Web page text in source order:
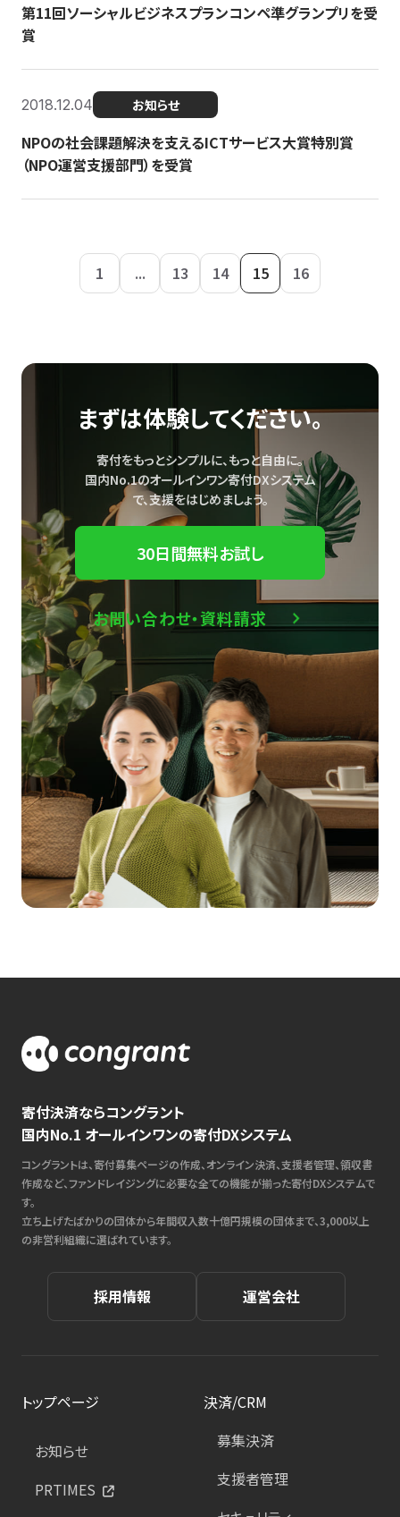
第11回ソーシャルビジネスプランコンペ準グランプリを受
賞
2018.12.04 お知らせ
NPOの社会課題解決を支えるICTサービス大賞特別賞
（NPO運営支援部門）を受賞
1 ... 13 14 15 16
まずは体験してください。
寄付をもっとシンプルに、もっと自由に。
国内No.1のオールインワン寄付DXシステム
で、支援をはじめましょう。
30日間無料お試し
お問い合わせ・資料請求
寄付決済ならコングラント
国内No.1 オールインワンの寄付DXシステム
コングラントは、寄付募集ページの作成、オンライン決済、支援者管理、領収書
作成など、ファンドレイジングに必要な全ての機能が揃った寄付DXシステムで
す。
立ち上げたばかりの団体から年間収入数十億円規模の団体まで、3,000以上
の非営利組織に選ばれています。
採用情報 運営会社
トップページ
お知らせ
PRTIMES
決済/CRM
募集決済
支援者管理